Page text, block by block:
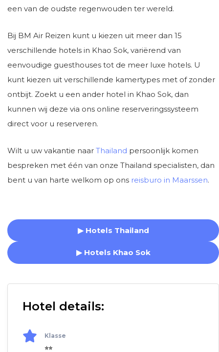
een van de oudste regenwouden ter wereld.
Bij BM Air Reizen kunt u kiezen uit meer dan 15
verschillende hotels in Khao Sok, variërend van
eenvoudige guesthouses tot de meer luxe hotels. U
kunt kiezen uit verschillende kamertypes met of zonder
ontbijt. Zoekt u een ander hotel in Khao Sok, dan
kunnen wij deze via ons online reserveringssysteem
direct voor u reserveren.
Wilt u uw vakantie naar Thailand persoonlijk komen
bespreken met één van onze Thailand specialisten, dan
bent u van harte welkom op ons reisburo in Maarssen.
▶ Hotels Thailand
▶ Hotels Khao Sok
Hotel details:
Klasse
⭐⭐